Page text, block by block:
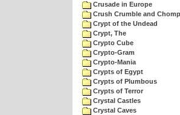
Crusade in Europe
Crush Crumble and Chomp
Crypt of the Undead
Crypt, The
Crypto Cube
Crypto-Gram
Crypto-Mania
Crypts of Egypt
Crypts of Plumbous
Crypts of Terror
Crystal Castles
Crystal Caves